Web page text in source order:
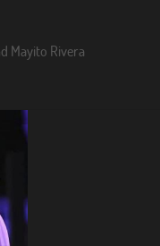
Mayito Rivera